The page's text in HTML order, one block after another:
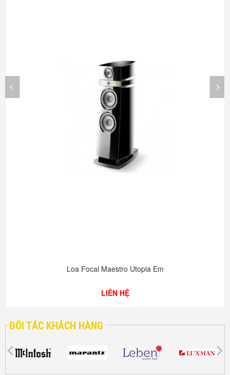
Loa Focal Maestro Utopia Em
LIÊN HỆ
ĐỐI TÁC KHÁCH HÀNG